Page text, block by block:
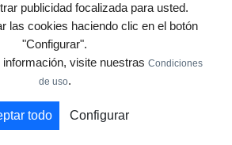
los derechos reservados Política de privacidad
|Editores| Mapa web|Preguntas frecuentes
Publica tus anuncios gratis!
Notas de prensa
by
publicidad focalizada para usted.
las cookies haciendo clic en el botón
"Configurar".
visite nuestras Condiciones
de uso.
todo Configurar